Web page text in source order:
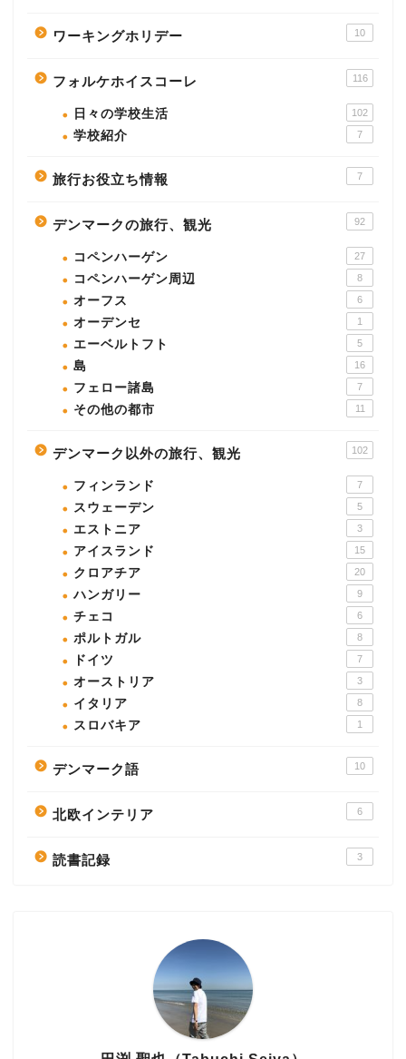
ワーキングホリデー 10
フォルケホイスコーレ 116
日々の学校生活 102
学校紹介 7
旅行お役立ち情報 7
デンマークの旅行、観光 92
コペンハーゲン 27
コペンハーゲン周辺 8
オーフス 6
オーデンセ 1
エーベルトフト 5
島 16
フェロー諸島 7
その他の都市 11
デンマーク以外の旅行、観光 102
フィンランド 7
スウェーデン 5
エストニア 3
アイスランド 15
クロアチア 20
ハンガリー 9
チェコ 6
ポルトガル 8
ドイツ 7
オーストリア 3
イタリア 8
スロバキア 1
デンマーク語 10
北欧インテリア 6
読書記録 3